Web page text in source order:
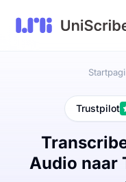
Trustpilot
Audio naar